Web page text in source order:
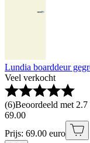
Lundia boarddeur
Veel verkocht
(6)Beoordeeld met
69.00
Prijs: 69.00 euro